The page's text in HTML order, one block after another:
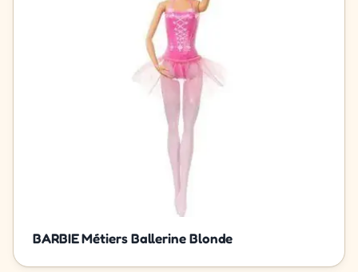
BARBIE Métiers Ballerine Blonde